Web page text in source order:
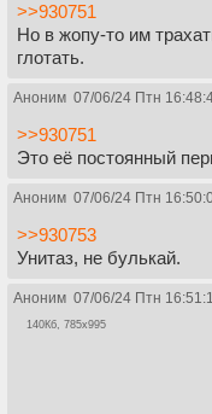
>>930751
Но в жопу-то им
глотать.
Аноним 07/06/24 Птн
>>930751
Это её постоянный
Аноним 07/06/24 Птн
>>930753
Унитаз, не булькай.
Аноним 07/06/24 Птн
140Кб, 785x995